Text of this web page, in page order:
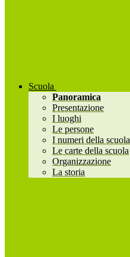
Scuola
Panoramica
Presentazione
I luoghi
Le persone
I numeri della scuola
Le carte della scuola
Organizzazione
La storia